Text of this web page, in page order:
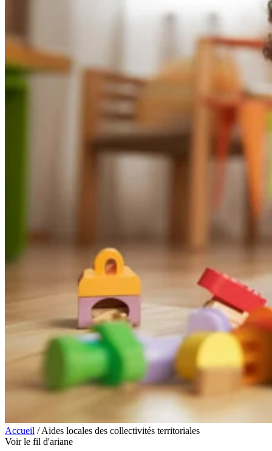
Accueil /Aides locales des collectivités territoriales
Voir le fil d'ariane